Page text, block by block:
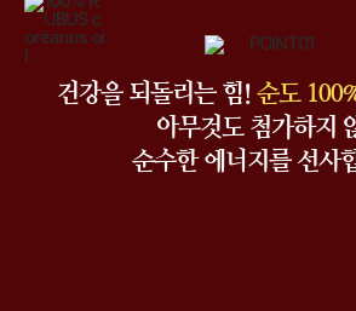
건강을 되돌리는 힘! 순도
아무것도 첨가하지
순수한 에너지를 선사